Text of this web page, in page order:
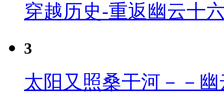
穿越历史-重返幽云十
3
太阳又照桑干河－－